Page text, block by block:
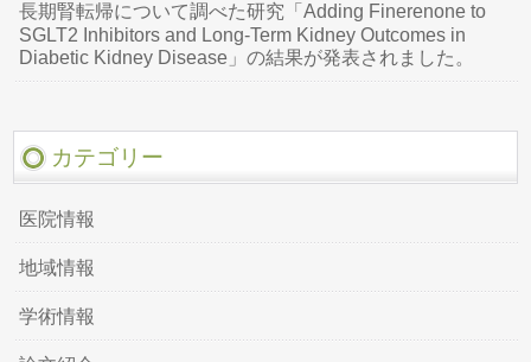
長期腎転帰について調べた研究「Adding Finerenone to
SGLT2 Inhibitors and Long-Term Kidney Outcomes in
Diabetic Kidney Disease」の結果が発表されました。
カテゴリー
医院情報
地域情報
学術情報